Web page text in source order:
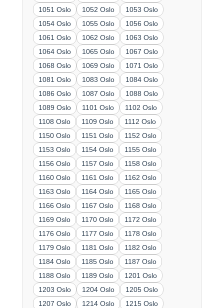
1051 Oslo
1052 Oslo
1053 Oslo
1054 Oslo
1055 Oslo
1056 Oslo
1061 Oslo
1062 Oslo
1063 Oslo
1064 Oslo
1065 Oslo
1067 Oslo
1068 Oslo
1069 Oslo
1071 Oslo
1081 Oslo
1083 Oslo
1084 Oslo
1086 Oslo
1087 Oslo
1088 Oslo
1089 Oslo
1101 Oslo
1102 Oslo
1108 Oslo
1109 Oslo
1112 Oslo
1150 Oslo
1151 Oslo
1152 Oslo
1153 Oslo
1154 Oslo
1155 Oslo
1156 Oslo
1157 Oslo
1158 Oslo
1160 Oslo
1161 Oslo
1162 Oslo
1163 Oslo
1164 Oslo
1165 Oslo
1166 Oslo
1167 Oslo
1168 Oslo
1169 Oslo
1170 Oslo
1172 Oslo
1176 Oslo
1177 Oslo
1178 Oslo
1179 Oslo
1181 Oslo
1182 Oslo
1184 Oslo
1185 Oslo
1187 Oslo
1188 Oslo
1189 Oslo
1201 Oslo
1203 Oslo
1204 Oslo
1205 Oslo
1207 Oslo
1214 Oslo
1215 Oslo